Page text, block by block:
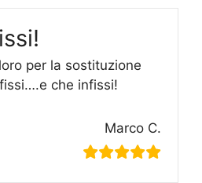
per la sostituzione
che infissi!
Marco C.